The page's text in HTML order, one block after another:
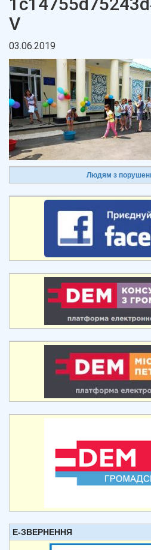
V
03.06.2019
Людям з
Е-ЗВЕРНЕННЯ